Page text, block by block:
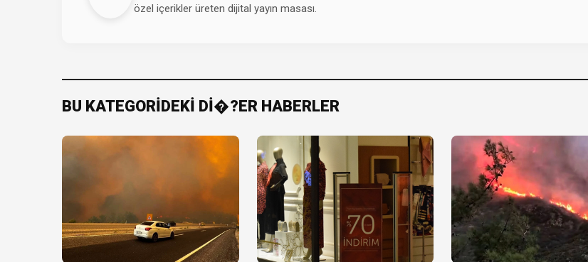
özel içerikler üreten dijital yayın masası.
BU KATEGORİDEKİ Dİ�?ER HABERLER